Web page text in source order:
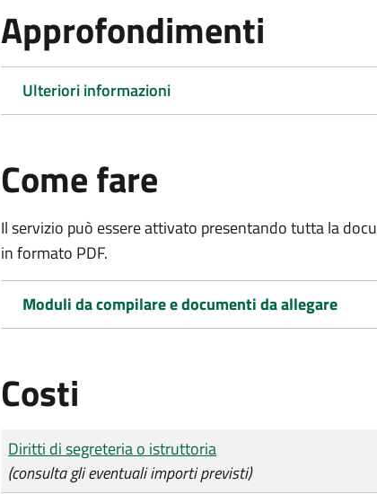
Approfondimenti
Ulteriori informazioni
Come fare
Il servizio può essere attivato presentando tutta la
in formato PDF.
Moduli da compilare e documenti da allegare
Costi
Tipo di pagamento
Importo
Diritti di segreteria o istruttoria
(consulta gli eventuali importi previsti)